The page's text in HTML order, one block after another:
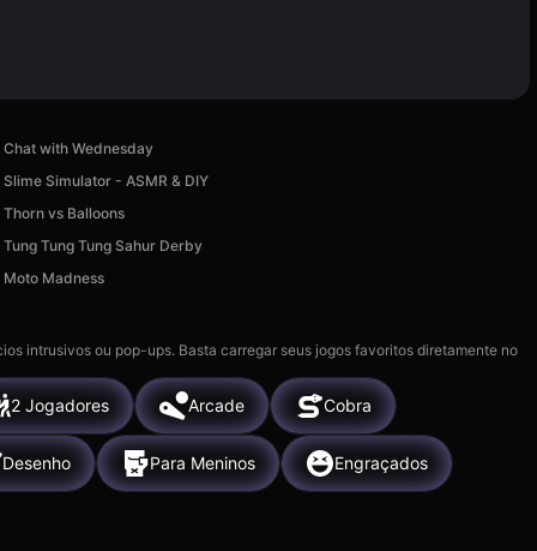
Chat with Wednesday
Slime Simulator - ASMR & DIY
Thorn vs Balloons
Tung Tung Tung Sahur Derby
Moto Madness
intrusivos ou pop-ups. Basta carregar seus jogos favoritos diretamente no
2 Jogadores Arcade Cobra
Desenho Para Meninos Engraçados